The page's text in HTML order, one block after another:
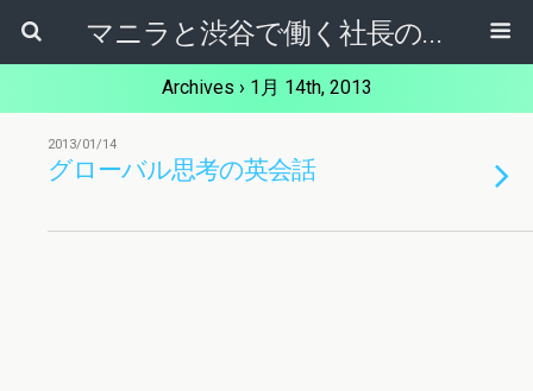
マニラと渋谷で働く社長のブログ
Archives › 1月 14th, 2013
2013/01/14
グローバル思考の英会話